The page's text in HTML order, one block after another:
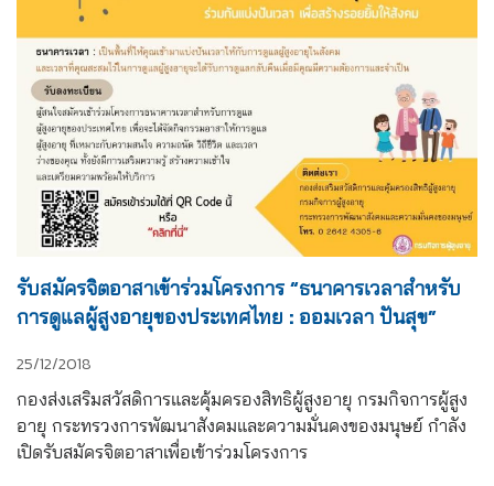
รับสมัครจิตอาสาเข้าร่วมโครงการ “ธนาคารเวลาสำหรับ
การดูแลผู้สูงอายุของประเทศไทย : ออมเวลา ปันสุข”
25/12/2018
กองส่งเสริมสวัสดิการและคุ้มครองสิทธิผู้สูงอายุ กรมกิจการผู้สูง
อายุ กระทรวงการพัฒนาสังคมและความมั่นคงของมนุษย์ กำลัง
เปิดรับสมัครจิตอาสาเพื่อเข้าร่วมโครงการ